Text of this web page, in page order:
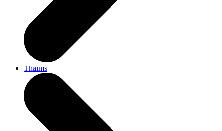
Thaims